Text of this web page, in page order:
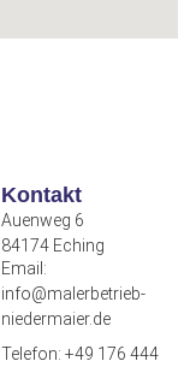
Kontakt
Auenweg 6
84174 Eching
Email:
info@malerbetrieb-
niedermaier.de
Telefon: +49 176 444